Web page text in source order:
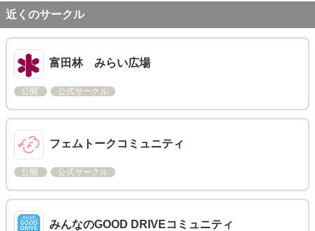
近くのサークル
富田林 みらい広場
公開 公式サークル
フェムトークコミュニティ
公開 公式サークル
みんなのGOOD DRIVEコミュニティ